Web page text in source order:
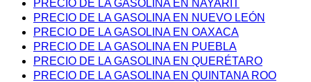
PRECIO DE LA GASOLINA EN NAYARIT
PRECIO DE LA GASOLINA EN NUEVO LEÓN
PRECIO DE LA GASOLINA EN OAXACA
PRECIO DE LA GASOLINA EN PUEBLA
PRECIO DE LA GASOLINA EN QUERÉTARO
PRECIO DE LA GASOLINA EN QUINTANA ROO